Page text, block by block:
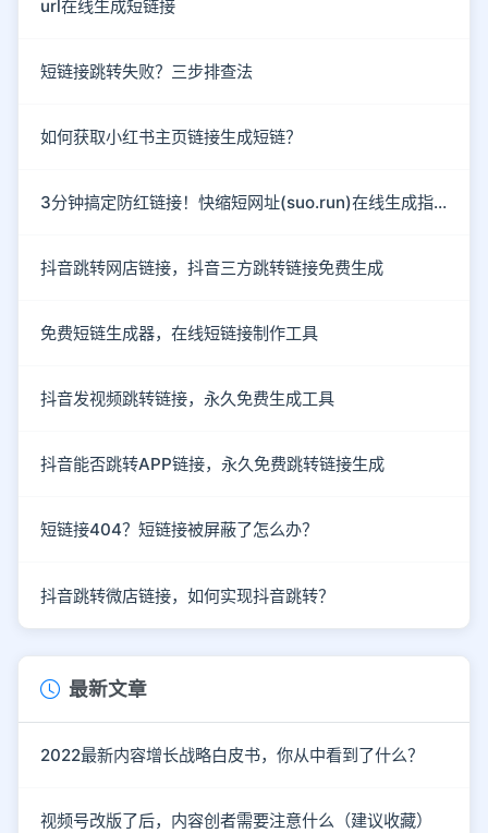
url在线生成短链接
短链接跳转失败？三步排查法
如何获取小红书主页链接生成短链？
3分钟搞定防红链接！快缩短网址(suo.run)在线生成指南
抖音跳转网店链接，抖音三方跳转链接免费生成
免费短链生成器，在线短链接制作工具
抖音发视频跳转链接，永久免费生成工具
抖音能否跳转APP链接，永久免费跳转链接生成
短链接404？短链接被屏蔽了怎么办？
抖音跳转微店链接，如何实现抖音跳转？
最新文章
2022最新内容增长战略白皮书，你从中看到了什么？
视频号改版了后，内容创者需要注意什么（建议收藏）